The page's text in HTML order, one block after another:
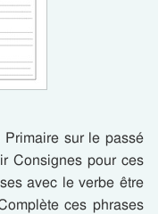
sur le passé
Consignes pour ces
avec le verbe être
ces phrases